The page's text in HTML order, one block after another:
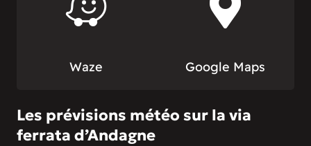
Waze Google Maps
Les prévisions météo sur la via
ferrata d’Andagne